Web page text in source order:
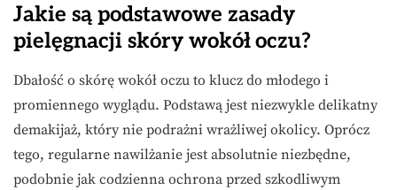
Jakie są podstawowe zasady
pielęgnacji skóry wokół oczu?
Dbałość o skórę wokół oczu to klucz do młodego i
promiennego wyglądu. Podstawą jest niezwykle delikatny
demakijaż, który nie podrażni wrażliwej okolicy. Oprócz
tego, regularne nawilżanie jest absolutnie niezbędne,
podobnie jak codzienna ochrona przed szkodliwym